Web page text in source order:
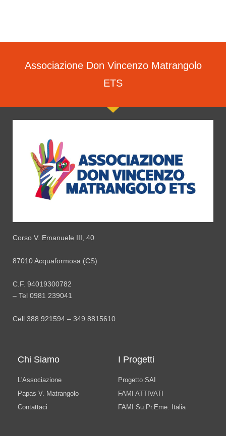
Associazione Don Vincenzo Matrangolo
ETS
Corso V. Emanuele III, 40
87010 Acquaformosa (CS)
C.F. 94019300782
– Tel 0981 239041
Cell 388 921594 – 349 8815610
Chi Siamo
L'Associazione
Papas V. Matrangolo
Contattaci
I Progetti
Progetto SAI
FAMI ATTIVATI
FAMI Su.Pr.Eme. Italia